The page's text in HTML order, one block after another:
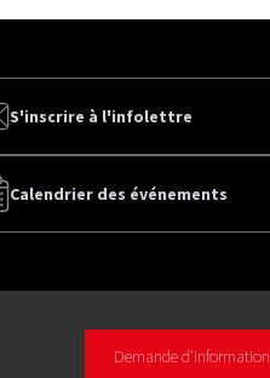
S'inscrire à l'infolettre
Calendrier des événements
Demande d'information